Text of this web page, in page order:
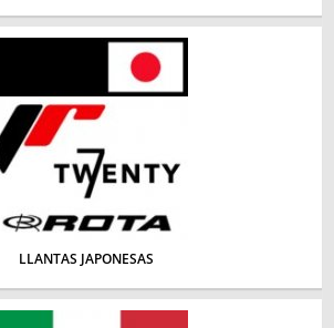
LLANTAS JAPONESAS